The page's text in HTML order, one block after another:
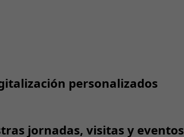
personalizados
jornadas, visitas y eventos